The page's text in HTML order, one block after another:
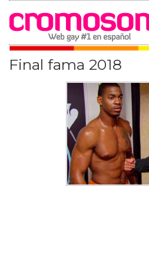
Final fama 2018